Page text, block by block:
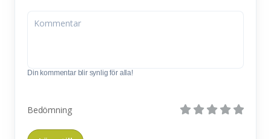
Din kommentar blir synlig för alla!
Bedömning